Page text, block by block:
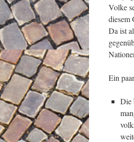
Volke
diesem
Da ist
Ein
Die